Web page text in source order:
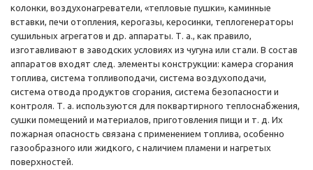
колонки, воздухонагреватели, «тепловые пушки», каминные
вставки, печи отопления, керогазы, керосинки, теплогенераторы
сушильных агрегатов и др. аппараты. Т. а., как правило,
изготавливают в заводских условиях из чугуна или стали. В состав
аппаратов входят след. элементы конструкции: камера сгорания
топлива, система топливоподачи, система воздухоподачи,
система отвода продуктов сгорания, система безопасности и
контроля. Т. а. используются для поквартирного теплоснабжения,
сушки помещений и материалов, приготовления пищи и т. д. Их
пожарная опасность связана с применением топлива, особенно
газообразного или жидкого, с наличием пламени и нагретых
поверхностей.